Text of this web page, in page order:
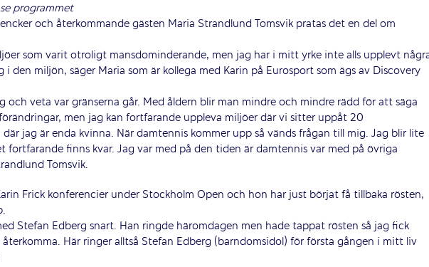
programmet
och återkommande gästen Maria Strandlund Tomsvik pratas det en del om
som varit otroligt mansdominderande, men jag har i mitt yrke inte alls upplevt
den miljön, säger Maria som är kollega med Karin på Eurosport som ägs av Discovery
och veta var gränserna går. Med åldern blir man mindre och mindre rädd för att säga
men jag kan fortfarande uppleva miljöer där vi sitter uppåt 20
jag är enda kvinna. När damtennis kommer upp så vänds frågan till mig. Jag blir lite
finns kvar. Jag var med på den tiden är damtennis var med på övriga
Tomsvik.
Frick konferencier under Stockholm Open och hon har just börjat få tillbaka rösten,
Stefan Edberg snart. Han ringde häromdagen men hade tappat rösten så jag fick
Här ringer alltså Stefan Edberg (barndomsidol) för första gången i mitt liv